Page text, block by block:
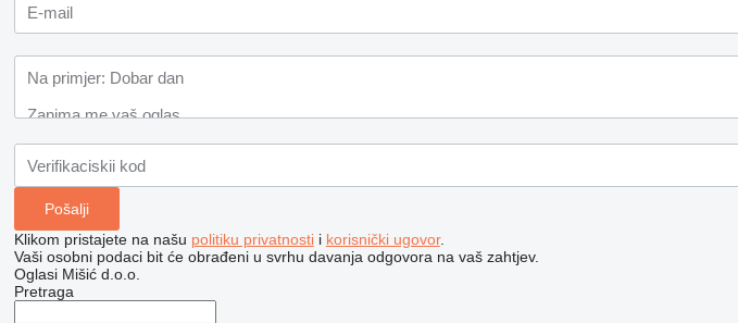
Klikom pristajete na našu politiku privatnostii korisnički ugovor.
Vaši osobni podaci bit će obrađeni u svrhu davanja odgovora na vaš zahtjev.
Oglasi Mišić d.o.o.
Pretraga